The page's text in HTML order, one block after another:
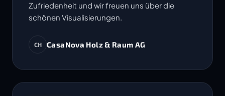
Zufriedenheit und wir freuen uns über die
schönen Visualisierungen.
CH CasaNova Holz & Raum AG